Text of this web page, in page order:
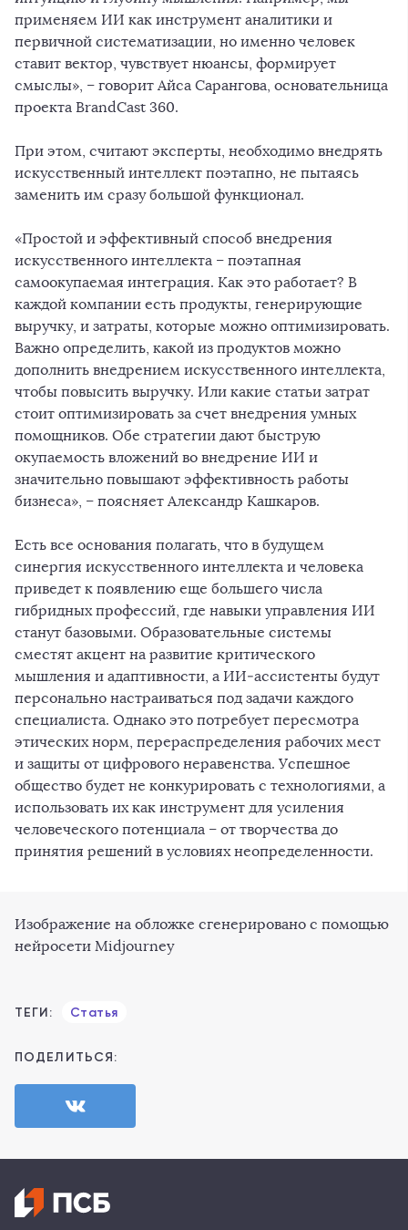
применяем ИИ как инструмент аналитики и
первичной систематизации, но именно человек
ставит вектор, чувствует нюансы, формирует
смыслы», – говорит Айса Сарангова, основательница
проекта BrandCast 360.
При этом, считают эксперты, необходимо внедрять
искусственный интеллект поэтапно, не пытаясь
заменить им сразу большой функционал.
«Простой и эффективный способ внедрения
искусственного интеллекта – поэтапная
самоокупаемая интеграция. Как это работает? В
каждой компании есть продукты, генерирующие
выручку, и затраты, которые можно оптимизировать.
Важно определить, какой из продуктов можно
дополнить внедрением искусственного интеллекта,
чтобы повысить выручку. Или какие статьи затрат
стоит оптимизировать за счет внедрения умных
помощников. Обе стратегии дают быструю
окупаемость вложений во внедрение ИИ и
значительно повышают эффективность работы
бизнеса», – поясняет Александр Кашкаров.
Есть все основания полагать, что в будущем
синергия искусственного интеллекта и человека
приведет к появлению еще большего числа
гибридных профессий, где навыки управления ИИ
станут базовыми. Образовательные системы
сместят акцент на развитие критического
мышления и адаптивности, а ИИ‑ассистенты будут
персонально настраиваться под задачи каждого
специалиста. Однако это потребует пересмотра
этических норм, перераспределения рабочих мест
и защиты от цифрового неравенства. Успешное
общество будет не конкурировать с технологиями, а
использовать их как инструмент для усиления
человеческого потенциала – от творчества до
принятия решений в условиях неопределенности.
Изображение на обложке сгенерировано с помощью
нейросети Midjourney
ТЕГИ: Статья
ПОДЕЛИТЬСЯ: